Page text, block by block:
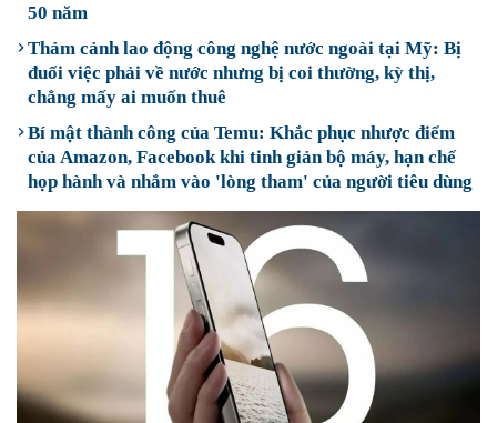
50 năm
Thảm cảnh lao động công nghệ nước ngoài tại Mỹ: Bị
đuổi việc phải về nước nhưng bị coi thường, kỳ thị,
chẳng mấy ai muốn thuê
Bí mật thành công của Temu: Khắc phục nhược điểm
của Amazon, Facebook khi tinh giản bộ máy, hạn chế
họp hành và nhắm vào 'lòng tham' của người tiêu dùng